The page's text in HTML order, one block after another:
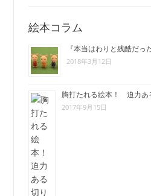
絵本コラム
『本当はわりと残酷だっ
2018年3月12日
胸打たれる絵本！ 迫力あ
2017年9月15日